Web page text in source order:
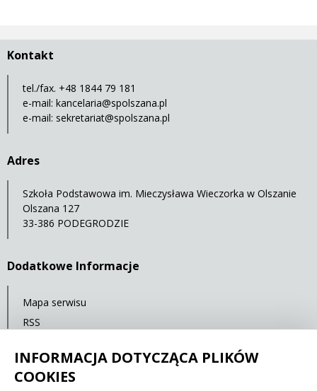
Kontakt
tel./fax. +48 1844 79 181
e-mail: kancelaria@spolszana.pl
e-mail: sekretariat@spolszana.pl
Adres
Szkoła Podstawowa im. Mieczysława Wieczorka w Olszanie
Olszana 127
33-386 PODEGRODZIE
Dodatkowe Informacje
Mapa serwisu
RSS
Ostatnia aktualizacja: 07.10.2021 12:00
INFORMACJA DOTYCZĄCA PLIKÓW
COOKIES